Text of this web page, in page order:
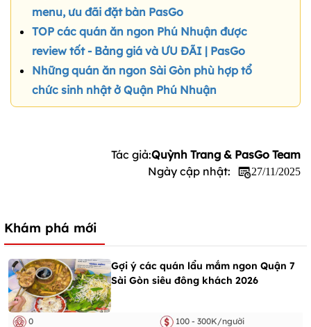
menu, ưu đãi đặt bàn PasGo
TOP các quán ăn ngon Phú Nhuận được
review tốt - Bảng giá và ƯU ĐÃI | PasGo
Những quán ăn ngon Sài Gòn phù hợp tổ
chức sinh nhật ở Quận Phú Nhuận
Tác giả:Quỳnh Trang & PasGo Team
Ngày cập nhật:
27/11/2025
Khám phá mới
Gợi ý các quán lẩu mắm ngon Quận 7
Sài Gòn siêu đông khách 2026
0
100 - 300K/người